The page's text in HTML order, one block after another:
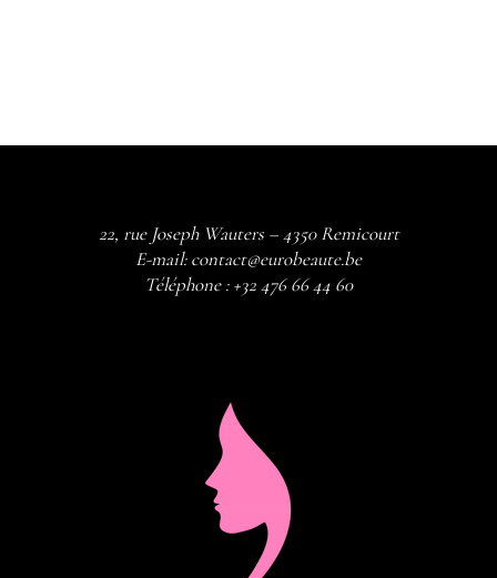
22, rue Joseph Wauters – 4350 Remicourt
E-mail:contact@eurobeaute.be
Téléphone :+32 476 66 44 60